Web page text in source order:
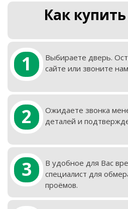
Как
1 Выбираете дверь.
сайте или звоните
2
Ожидаете звонка
деталей и
3
В удобное для Вас
специалист для
проёмов.